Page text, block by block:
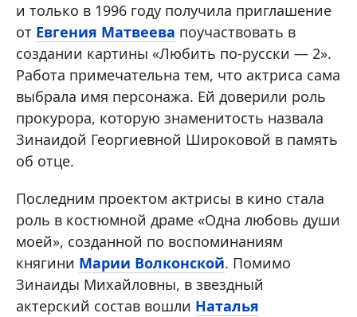
и только в 1996 году получила приглашение
от Евгения Матвеева поучаствовать в
создании картины «Любить по-русски — 2».
Работа примечательна тем, что актриса сама
выбрала имя персонажа. Ей доверили роль
прокурора, которую знаменитость назвала
Зинаидой Георгиевной Широковой в память
об отце.
Последним проектом актрисы в кино стала
роль в костюмной драме «Одна любовь души
моей», созданной по воспоминаниям
княгини Марии Волконской. Помимо
Зинаиды Михайловны, в звездный
актерский состав вошли Наталья